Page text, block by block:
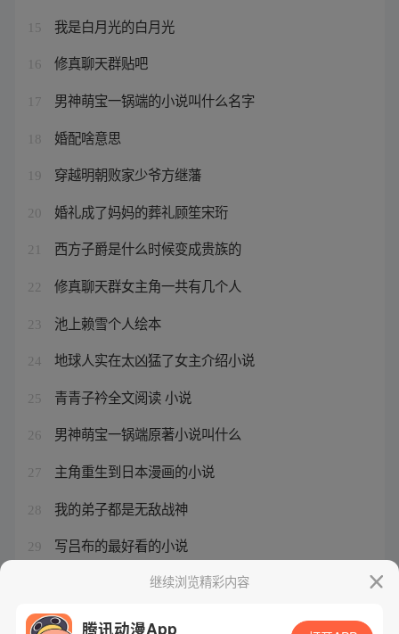
15 我是白月光的白月光
16 修真聊天群贴吧
17 男神萌宝一锅端的小说叫什么名字
18 婚配啥意思
19 穿越明朝败家少爷方继藩
20 婚礼成了妈妈的葬礼顾笙宋珩
21 西方子爵是什么时候变成贵族的
22 修真聊天群女主角一共有几个人
23 池上赖雪个人绘本
24 地球人实在太凶猛了女主介绍小说
25 青青子衿全文阅读 小说
26 男神萌宝一锅端原著小说叫什么
27 主角重生到日本漫画的小说
28 我的弟子都是无敌战神
29 写吕布的最好看的小说
开局被系统要求收徒的动漫
继续浏览精彩内容
腾讯动漫App